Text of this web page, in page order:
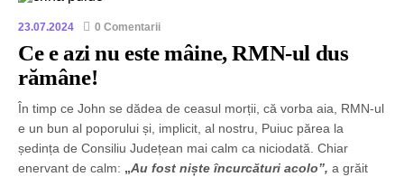
23.07.2024 0 Comentarii
Ce e azi nu este mâine, RMN-ul dus
rămâne!
În timp ce John se dădea de ceasul morții, că vorba aia, RMN-ul
e un bun al poporului și, implicit, al nostru, Puiuc părea la
ședința de Consiliu Județean mai calm ca niciodată. Chiar
enervant de calm: „Au fost niște încurcături acolo”, a grăit